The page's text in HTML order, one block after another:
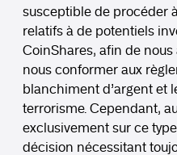
susceptible de procéder
relatifs à de potentiels
CoinShares, afin de
nous conformer aux
blanchiment d’argent et
terrorisme. Cependant,
exclusivement sur ce
décision nécessitant